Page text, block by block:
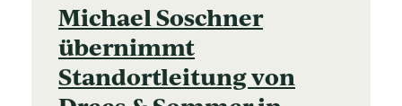
Michael Soschner
übernimmt
Standortleitung von